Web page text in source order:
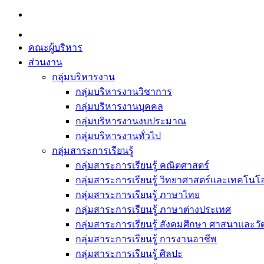
Skip
content
คณะผู้บริหาร
ส่วนงาน
กลุ่มบริหารงาน
กลุ่มบริหารงานวิชาการ
กลุ่มบริหารงานบุคคล
กลุ่มบริหารงานงบประมาณ
กลุ่มบริหารงานทั่วไป
กลุ่มสาระการเรียนรู้
กลุ่มสาระการเรียนรู้ คณิตศาสตร์
กลุ่มสาระการเรียนรู้ วิทยาศาสตร์และเทคโนโ
กลุ่มสาระการเรียนรู้ ภาษาไทย
กลุ่มสาระการเรียนรู้ ภาษาต่างประเทศ
กลุ่มสาระการเรียนรู้ สังคมศึกษา ศาสนาและ
กลุ่มสาระการเรียนรู้ การงานอาชีพ
กลุ่มสาระการเรียนรู้ ศิลปะ